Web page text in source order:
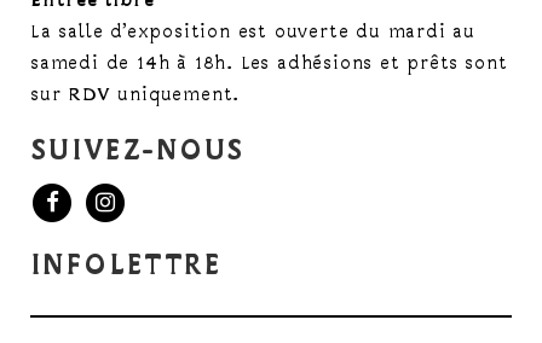
La salle d’exposition est ouverte du mardi au
samedi de 14h à 18h. Les adhésions et prêts sont
sur RDV uniquement.
SUIVEZ-NOUS
INFOLETTRE